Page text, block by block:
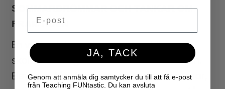
SOMMARDRÖMMAR OCH TANKAR OM
FRAMTIDEN
En viktig del av minnesboken till
skolavslutningen handlar om framtiden.
Eleverna får skriva om sommardrömmar,
JA, TACK
Genom att anmäla dig samtycker du till att få e-post
från Teaching FUNtastic. Du kan avsluta